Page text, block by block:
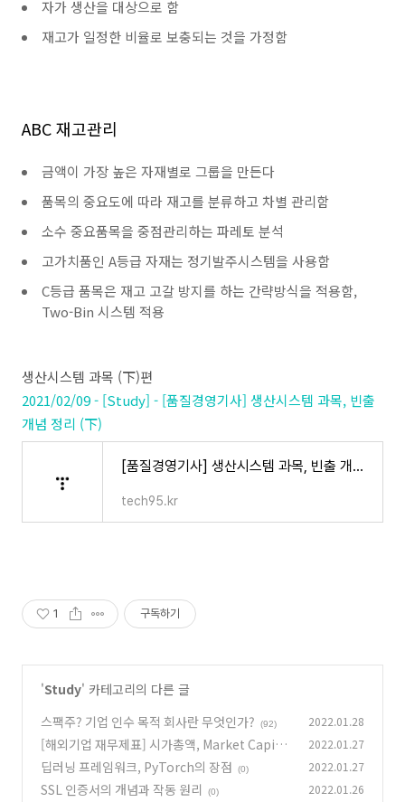
자가 생산을 대상으로 함
재고가 일정한 비율로 보충되는 것을 가정함
ABC 재고관리
금액이 가장 높은 자재별로 그룹을 만든다
품목의 중요도에 따라 재고를 분류하고 차별 관리함
소수 중요품목을 중점관리하는 파레토 분석
고가치품인 A등급 자재는 정기발주시스템을 사용함
C등급 품목은 재고 고갈 방지를 하는 간략방식을 적용함,
Two-Bin 시스템 적용
생산시스템 과목 (下)편
2021/02/09 - [Study] - [품질경영기사] 생산시스템 과목, 빈출
개념 정리 (下)
[품질경영기사] 생산시스템 과목, 빈출 개념 정리 (下)
tech95.kr
1 구독하기
'Study' 카테고리의 다른 글
스팩주? 기업 인수 목적 회사란 무엇인가?
(92) 2022.01.28
[해외기업 재무제표] 시가총액, Market Capital
ization
(0)
2022.01.27
딥러닝 프레임워크, PyTorch의 장점 (0) 2022.01.27
SSL 인증서의 개념과 작동 원리 (0) 2022.01.26